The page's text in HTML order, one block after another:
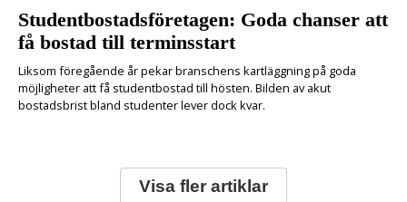
Studentbostadsföretagen: Goda chanser att
få bostad till terminsstart
Liksom föregående år pekar branschens kartläggning på goda
möjligheter att få studentbostad till hösten. Bilden av akut
bostadsbrist bland studenter lever dock kvar.
Visa fler artiklar